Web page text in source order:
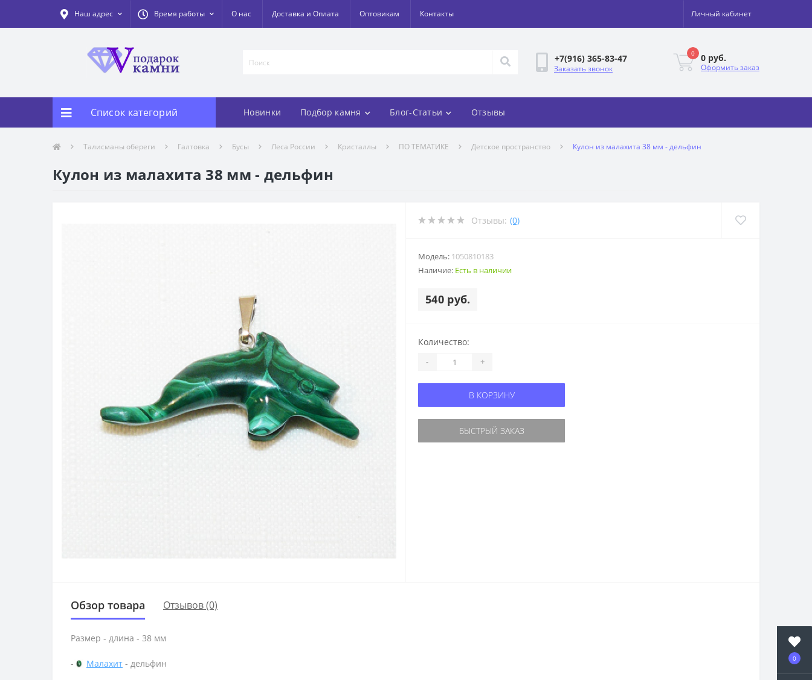
0
Наш адрес Время работы О нас Доставка и Оплата Оптовикам Контакты Личный кабинет
+7(916) 365-83-47
Заказать звонок
0 0 руб.
Оформить заказ
Список категорий Новинки Подбор камня Блог-Статьи Отзывы
Талисманы обереги Галтовка Бусы Леса России Кристаллы ПО ТЕМАТИКЕ Детское пространство Кулон из малахита 38 мм - дельфин
Кулон из малахита 38 мм - дельфин
Отзывы: (0)
Модель: 1050810183
Наличие: Есть в наличии
540 руб.
Количество:
- +
В КОРЗИНУ
БЫСТРЫЙ ЗАКАЗ
Обзор товара Отзывов (0)
Размер - длина - 38 мм
- Малахит - дельфин